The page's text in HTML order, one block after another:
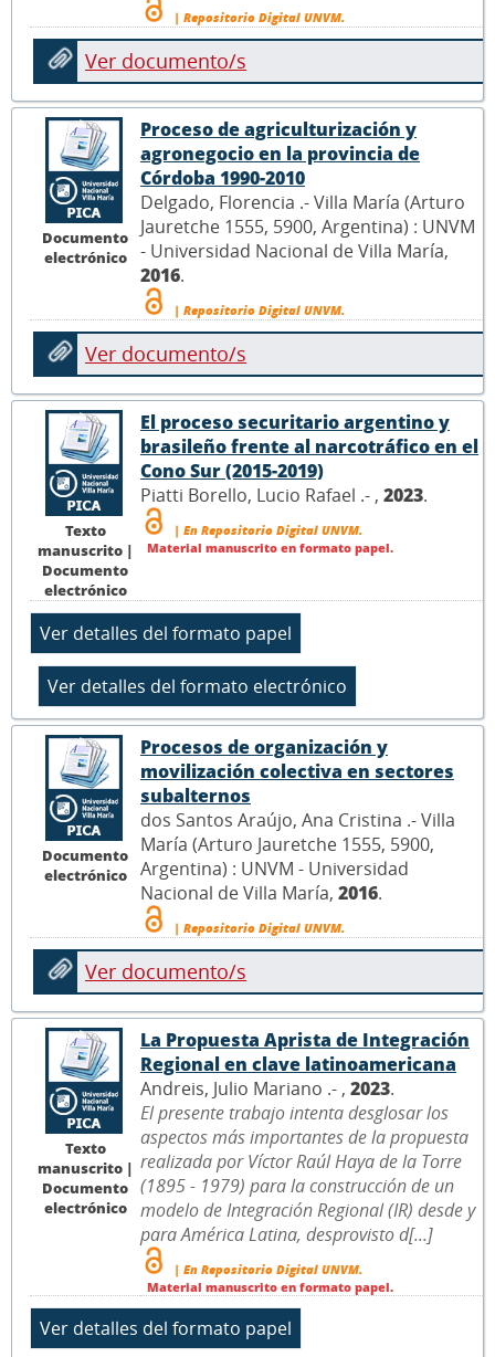
| Repositorio Digital UNVM.
Ver documento/s
Documento
electrónico
Proceso de agriculturización y
agronegocio en la provincia de
Córdoba 1990-2010
Delgado, Florencia .- Villa María (Arturo
Jauretche 1555, 5900, Argentina) : UNVM
- Universidad Nacional de Villa María,
2016.
| Repositorio Digital UNVM.
Ver documento/s
Texto
manuscrito |
Documento
electrónico
El proceso securitario argentino y
brasileño frente al narcotráfico en el
Cono Sur (2015-2019)
Piatti Borello, Lucio Rafael .- , 2023.
| En Repositorio Digital UNVM.
Material manuscrito en formato papel.
Documento
electrónico
Procesos de organización y
movilización colectiva en sectores
subalternos
dos Santos Araújo, Ana Cristina .- Villa
María (Arturo Jauretche 1555, 5900,
Argentina) : UNVM - Universidad
Nacional de Villa María, 2016.
| Repositorio Digital UNVM.
Ver documento/s
Texto
manuscrito |
Documento
electrónico
La Propuesta Aprista de Integración
Regional en clave latinoamericana
Andreis, Julio Mariano .- , 2023.
El presente trabajo intenta desglosar los
aspectos más importantes de la propuesta
realizada por Víctor Raúl Haya de la Torre
(1895 - 1979) para la construcción de un
modelo de Integración Regional (IR) desde y
para América Latina, desprovisto d[...]
| En Repositorio Digital UNVM.
Material manuscrito en formato papel.